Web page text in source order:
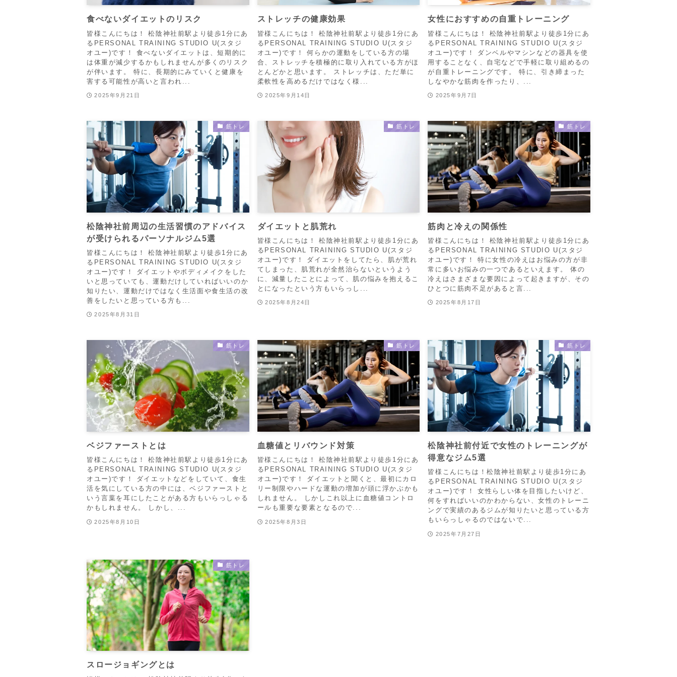
食べないダイエットのリスク
皆様こんにちは！ 松陰神社前駅より徒歩1分にあ
るPERSONAL TRAINING STUDIO U(スタジ
オユー)です！ 食べないダイエットは、短期的に
は体重が減少するかもしれませんが多くのリスク
が伴います。 特に、長期的にみていくと健康を
害する可能性が高いと言われ...
2025年9月21日
ストレッチの健康効果
皆様こんにちは！ 松陰神社前駅より徒歩1分にあ
るPERSONAL TRAINING STUDIO U(スタジ
オユー)です！ 何らかの運動をしている方の場
合、ストレッチを積極的に取り入れている方がほ
とんどかと思います。 ストレッチは、ただ単に
柔軟性を高めるだけではなく様...
2025年9月14日
女性におすすめの自重トレーニング
皆様こんにちは！ 松陰神社前駅より徒歩1分にあ
るPERSONAL TRAINING STUDIO U(スタジ
オユー)です！ ダンベルやマシンなどの器具を使
用することなく、自宅などで手軽に取り組めるの
が自重トレーニングです。 特に、引き締まった
しなやかな筋肉を作ったり、...
2025年9月7日
筋トレ
松陰神社前周辺の生活習慣のアドバイス
が受けられるパーソナルジム5選
皆様こんにちは！ 松陰神社前駅より徒歩1分にあ
るPERSONAL TRAINING STUDIO U(スタジ
オユー)です！ ダイエットやボディメイクをした
いと思っていても、運動だけしていればいいのか
知りたい、運動だけではなく生活面や食生活の改
善をしたいと思っている方も...
2025年8月31日
筋トレ
ダイエットと肌荒れ
皆様こんにちは！ 松陰神社前駅より徒歩1分にあ
るPERSONAL TRAINING STUDIO U(スタジ
オユー)です！ ダイエットをしてたら、肌が荒れ
てしまった、肌荒れが全然治らないというよう
に、減量したことによって、肌の悩みを抱えるこ
とになったという方もいらっし...
2025年8月24日
筋トレ
筋肉と冷えの関係性
皆様こんにちは！ 松陰神社前駅より徒歩1分にあ
るPERSONAL TRAINING STUDIO U(スタジ
オユー)です！ 特に女性の冷えはお悩みの方が非
常に多いお悩みの一つであるといえます。 体の
冷えはさまざまな要因によって起きますが、その
ひとつに筋肉不足があると言...
2025年8月17日
筋トレ
ベジファーストとは
皆様こんにちは！ 松陰神社前駅より徒歩1分にあ
るPERSONAL TRAINING STUDIO U(スタジ
オユー)です！ ダイエットなどをしていて、食生
活を気にしている方の中には、ベジファーストと
いう言葉を耳にしたことがある方もいらっしゃる
かもしれません。 しかし、...
2025年8月10日
筋トレ
血糖値とリバウンド対策
皆様こんにちは！ 松陰神社前駅より徒歩1分にあ
るPERSONAL TRAINING STUDIO U(スタジ
オユー)です！ ダイエットと聞くと、最初にカロ
リー制限やハードな運動の増加が頭に浮かぶかも
しれません。 しかしこれ以上に血糖値コントロ
ールも重要な要素となるので...
2025年8月3日
筋トレ
松陰神社前付近で女性のトレーニングが
得意なジム5選
皆様こんにちは！松陰神社前駅より徒歩1分にあ
るPERSONAL TRAINING STUDIO U(スタジ
オユー)です！ 女性らしい体を目指したいけど、
何をすればいいのかわからない、女性のトレーニ
ングで実績のあるジムが知りたいと思っている方
もいらっしゃるのではないで...
2025年7月27日
筋トレ
スロージョギングとは